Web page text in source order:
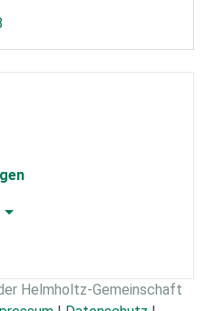
Helmholtz-Gemeinschaft